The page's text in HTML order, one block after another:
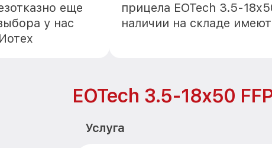
еще
у нас
прицела EOTech 3.5-
наличии на складе
EOTech 3.5-18x50
Услуга